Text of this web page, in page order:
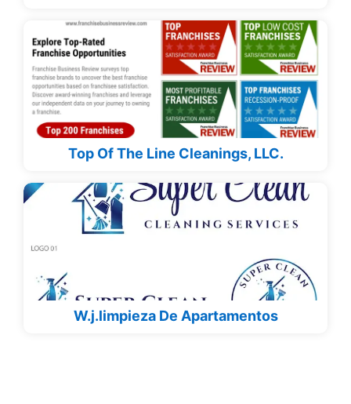
Top Of The Line Cleanings, LLC.
W.j.limpieza De Apartamentos